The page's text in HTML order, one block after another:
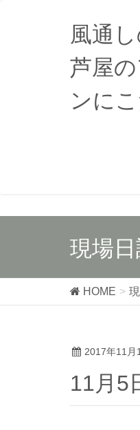
風通
芦屋
ンに
現場
HOME
2017年11月
11月